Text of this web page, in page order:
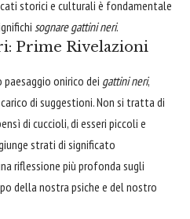
storici e culturali è fondamentale
sognare gattini neri.
Prime Rivelazioni
onirico dei gattini neri,
di suggestioni. Non si tratta di
di cuccioli, di esseri piccoli e
strati di significato
riflessione più profonda sugli
della nostra psiche e del nostro